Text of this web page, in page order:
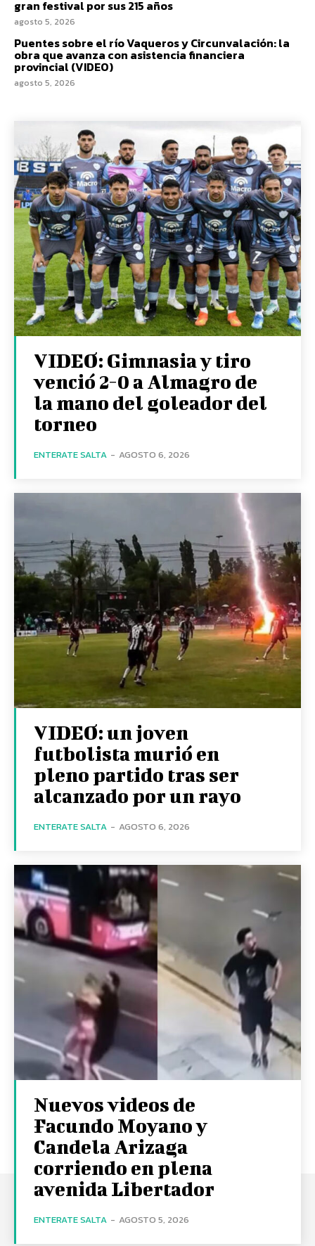
gran festival por sus 215 años
agosto 5, 2026
Puentes sobre el río Vaqueros y Circunvalación: la
obra que avanza con asistencia financiera
provincial (VIDEO)
agosto 5, 2026
VIDEO: Gimnasia y tiro
venció 2-0 a Almagro de
la mano del goleador del
torneo
ENTERATE SALTA - AGOSTO 6, 2026
VIDEO: un joven
futbolista murió en
pleno partido tras ser
alcanzado por un rayo
ENTERATE SALTA - AGOSTO 6, 2026
Nuevos videos de
Facundo Moyano y
Candela Arizaga
corriendo en plena
avenida Libertador
ENTERATE SALTA - AGOSTO 5, 2026